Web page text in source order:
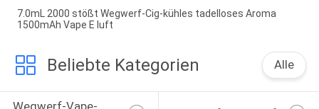
7.0mL 2000 stößt Wegwerf-Cig-kühles tadelloses Aroma
1500mAh Vape E luft
Beliebte Kategorien Alle